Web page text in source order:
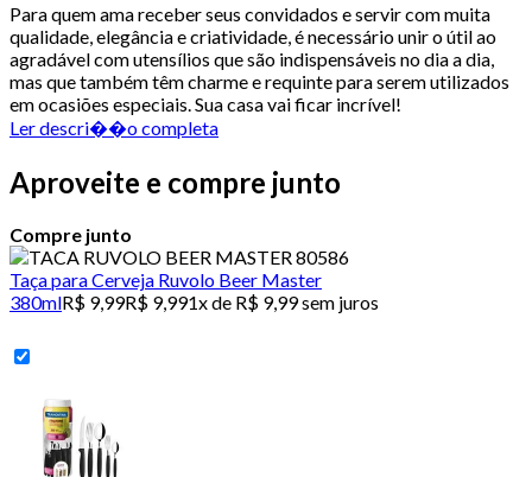
Para quem ama receber seus convidados e servir com muita
qualidade, elegância e criatividade, é necessário unir o útil ao
agradável com utensílios que são indispensáveis no dia a dia,
mas que também têm charme e requinte para serem utilizados
em ocasiões especiais. Sua casa vai ficar incrível!
Ler descri��o completa
Aproveite e compre junto
Compre junto
Taça para Cerveja Ruvolo Beer Master
380mlR$ 9,99R$ 9,991x de R$ 9,99 sem juros